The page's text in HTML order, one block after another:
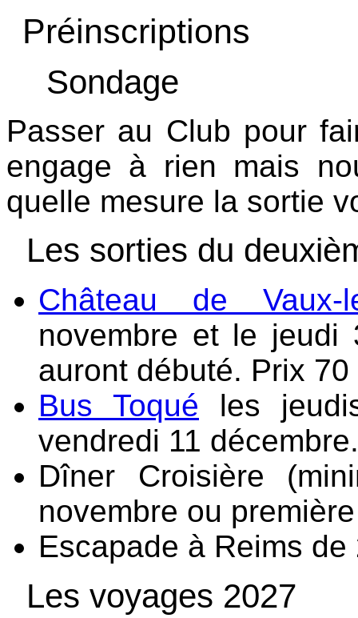
Préinscriptions
Sondage
Passer au Club pour
engage à rien mais
quelle mesure la sortie
Les sorties du
Château de Vaux-
novembre et le jeudi
auront débuté. Prix 70
Bus Toqué les
vendredi 11 décembre.
Dîner Croisière
novembre ou
Escapade à Reims de
Les voyages 2027